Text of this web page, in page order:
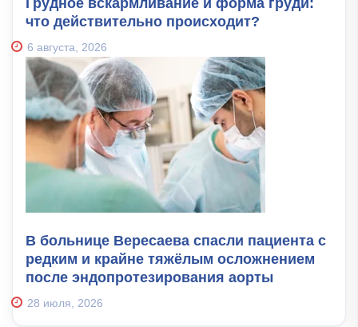
что действительно происходит?
6 августа, 2026
В больнице Вересаева спасли пациента с
редким и крайне тяжёлым осложнением
после эндопротезирования аорты
28 июля, 2026